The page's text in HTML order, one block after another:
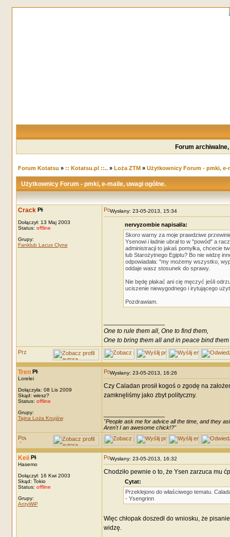
Forum
Forum Kotatsu » :: Kotatsu.pl ::..» Loża ZTM» Użytkownicy Forum - pmki, e-
Użytkownicy Forum - pmki, e-maile, uwagi ogólne.
Crack
Dołączył: 13 Maj 2003
Status: offline
Grupy:
Fanklub Lacus Clyne
Wysłany: 23-05-2013, 15:34
nervyzombie napisał/a:
Skoro warny za moje prawdziwe
Ysenowi i ładnie ubrał to w "powód" a
administracji to jakaś pomyłka, chcecie
lub Starożytnego Egiptu? Bo nie widzę
odpowiadała: "my możemy wszystko,
oddaje wasz stosunek do sprawy.
Nie będę płakać ani cię męczyć jeśli
uciszenie niewygodnego i irytującego
Pozdrawiam.
One to rule them all, One to find them,
One to bring them all and in peace bind them
Tren
Lorelei
Dołączyła: 08 Lis 2009
Skąd: wiesz?
Status: offline
Grupy:
Tajna Loża Knujów
Wysłany: 23-05-2013, 16:26
Czy Caladan prosił kogoś o zgodę na
zamknęliśmy jako zbyt polityczny.
"People ask me for advice all the time, and they
Aren't I an awesome chick!?"
Keii
Hasemo
Dołączył: 16 Kwi 2003
Skąd: Tokio
Status: offline
Grupy:
AntyWiP
Wysłany: 23-05-2013, 16:32
Chodziło pewnie o to, że Ysen zarzuca mu
Cytat:
Przeklejono do właściwego tematu.
- Ysengrinn
Więc chłopak doszedł do wniosku, że
widzę.